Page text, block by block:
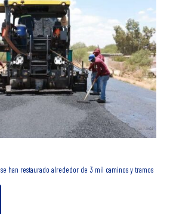
han restaurado alrededor de 3 mil caminos y tramos